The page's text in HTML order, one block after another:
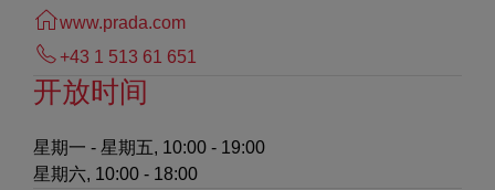
www.prada.com
+43 1 513 61 651
开放时间
星期一 - 星期五, 10:00 - 19:00
星期六, 10:00 - 18:00